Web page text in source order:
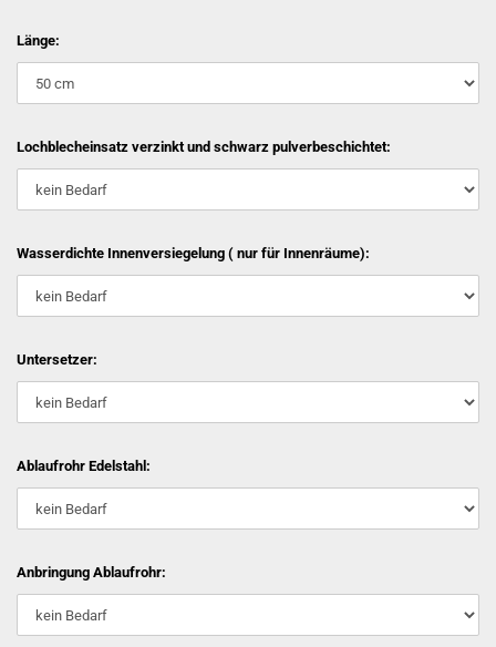
Länge:
Lochblecheinsatz verzinkt und schwarz pulverbeschichtet:
Wasserdichte Innenversiegelung ( nur für Innenräume):
Untersetzer:
Ablaufrohr Edelstahl:
Anbringung Ablaufrohr: